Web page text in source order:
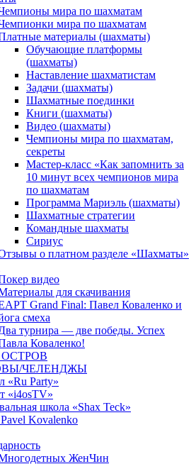
мира по шахматам
мира по шахматам
материалы (шахматы)
Обучающие платформы
(шахматы)
Наставление шахматистам
Задачи (шахматы)
Шахматные поединки
Книги (шахматы)
Видео (шахматы)
Чемпионы мира по шахматам,
секреты
Мастер-класс «Как запомнить за
10 минут всех чемпионов мира
по шахматам
Программа Мариэль (шахматы)
Шахматные стратегии
Командные шахматы
Сириус
о платном разделе «Шахматы»
видео
для скачивания
Grand Final: Павел Коваленко и
смеха
турнира — две победы. Успех
Коваленко!
ОСТРОВ
ЧЕЛЕНДЖЫ
«Ru Party»
«i4osTV»
школа «Shax Teck»
Kovalenko
ЖенЧин